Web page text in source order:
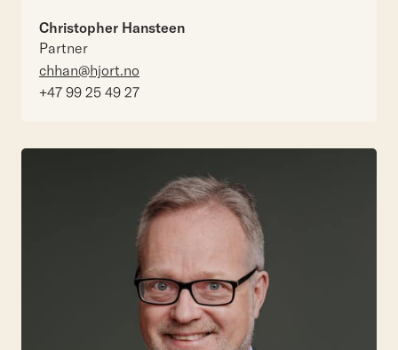
Christopher Hansteen
Partner
chhan@hjort.no
+47 99 25 49 27